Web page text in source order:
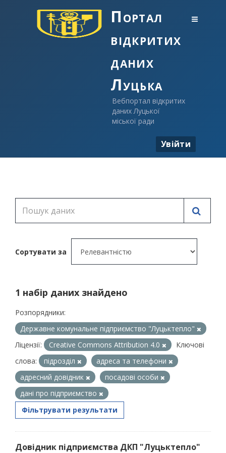
Портал
відкритих
даних
Луцька
Вебпортал відкритих
даних Луцької
міської ради
Увійти
Сортувати за
1 набір даних знайдено
Розпорядники:
Державне комунальне підприємство "Луцьктепло"
Ліцензії:
Creative Commons Attribution 4.0
Ключові
слова:
підрозділ
адреса та телефони
адресний довідник
посадові особи
дані про підприємство
Фільтрувати результати
Довідник підприємства ДКП "Луцьктепло"